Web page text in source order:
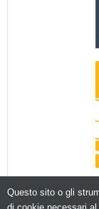
Questo sito o gli